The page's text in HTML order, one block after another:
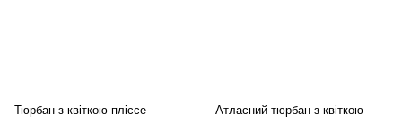
Тюрбан з квіткою пліссе Атласний тюрбан з квіткою